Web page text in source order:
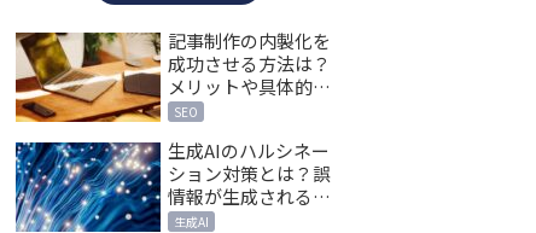
記事制作の内製化を
成功させる方法は？
メリットや具体的な
手順を詳細解説！
SEO
生成AIのハルシネー
ション対策とは？誤
情報が生成される原
因と対策5つ
生成AI